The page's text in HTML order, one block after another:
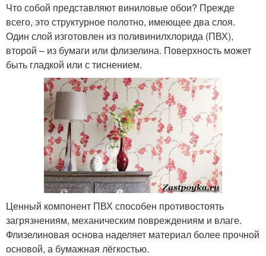
Что собой представляют виниловые обои? Прежде
всего, это структурное полотно, имеющее два слоя.
Один слой изготовлен из поливинилхлорида (ПВХ),
второй – из бумаги или флизелина. Поверхность может
быть гладкой или с тиснением.
Ценный компонент ПВХ способен противостоять
загрязнениям, механическим повреждениям и влаге.
Флизелиновая основа наделяет материал более прочной
основой, а бумажная лёгкостью.